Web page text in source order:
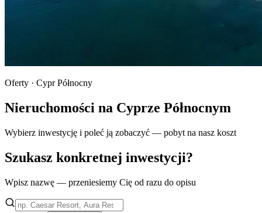
Oferty · Cypr Północny
Nieruchomości na Cyprze Północnym
Wybierz inwestycję i poleć ją zobaczyć — pobyt na nasz koszt
Szukasz konkretnej inwestycji?
Wpisz nazwę — przeniesiemy Cię od razu do opisu